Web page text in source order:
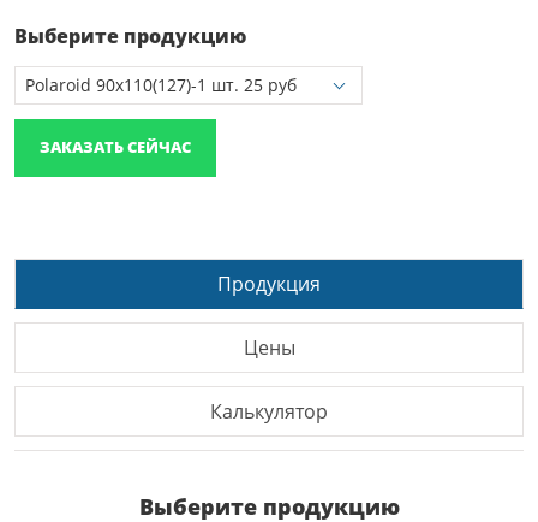
Выберите продукцию
ЗАКАЗАТЬ СЕЙЧАС
Продукция
Цены
Калькулятор
Выберите продукцию